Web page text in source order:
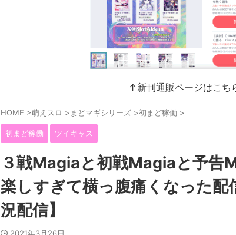
↑新刊通販ページはこち
HOME >萌えスロ >まどマギシリーズ >初まど稼働 >
初まど稼働 ツイキャス
３戦Magiaと初戦Magiaと予告
楽しすぎて横っ腹痛くなった配
況配信】